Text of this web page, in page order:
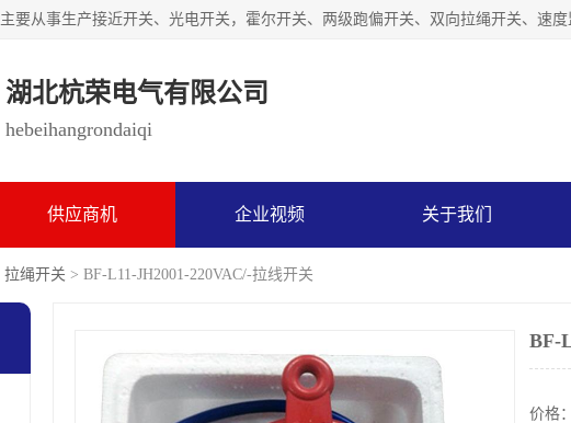
湖北杭荣电气有限公司
hebeihangrondaiqi
供应商机 企业视频 关于我们
拉绳开关 > BF-L11-JH2001-220VAC/-拉线开关
BF-
价格：